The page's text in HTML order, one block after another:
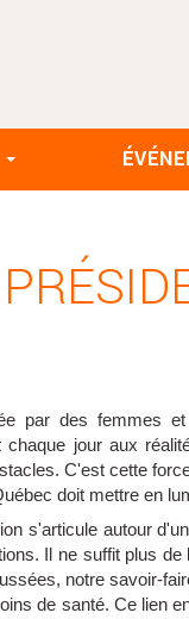
par des femmes
chaque jour aux
C'est cette
doit mettre en
s'articule autour
Il ne suffit plus
notre savoir-
de santé. Ce lien